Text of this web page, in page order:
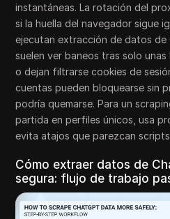
instantáneas. La rotación del
si la huella del navegador sigue
ejecutan extracción de datos de
suelen ver baneos tras solo
o dejan filtrarse cookies de
cuentas pueden bloquearse sin
podría quemarse. Para un
partida en perfiles únicos, usa
evita atajos que parezcan
Cómo extraer datos de
segura: flujo de trabajo